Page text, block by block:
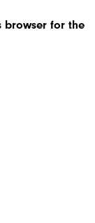
browser for the